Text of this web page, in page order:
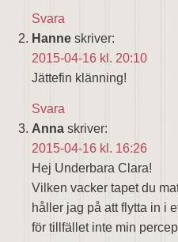
Svara
Hanne skriver:
2015-04-16 kl. 20:10
Jättefin klänning!
Svara
Anna skriver:
2015-04-16 kl. 16:26
Hej Underbara Clara!
Vilken vacker tapet du
håller jag på att flytta in i
för tillfället inte min